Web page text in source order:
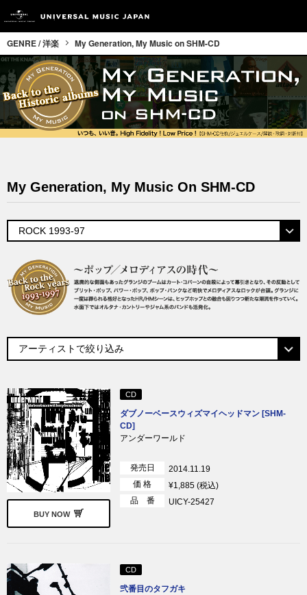
GENRE / 洋楽 My Generation, My Music on SHM-CD
My Generation, My Music On SHM-CD
BUY NOW
CD
ダブノーベースウィズマイヘッドマン [SHM-
CD]
アンダーワールド
発売日
2014.11.19
価 格
¥1,885 (税込)
品 番
UICY-25427
CD
弐番目のタフガキ